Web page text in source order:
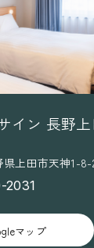
イン 長野
県上田市天神1-8-
2031
マップ